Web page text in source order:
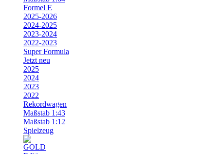
Formel E
2025-2026
2024-2025
2023-2024
2022-2023
Super Formula
Jetzt neu
2025
2024
2023
2022
Rekordwagen
Maßstab 1:43
Maßstab 1:12
Spielzeug